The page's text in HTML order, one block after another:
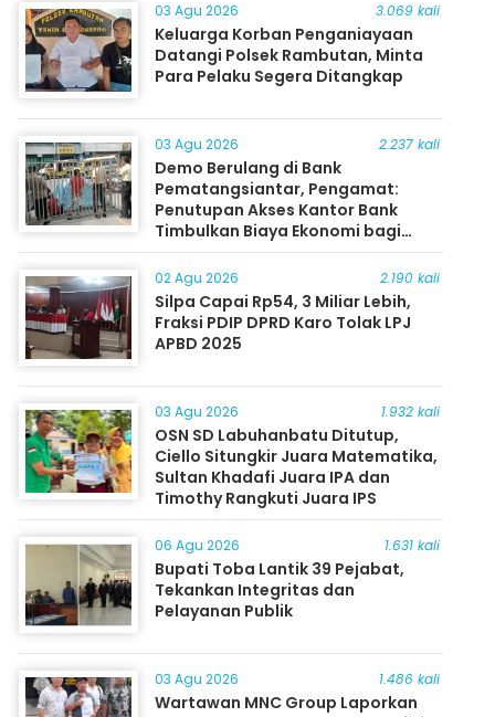
03 Agu 2026 3.069 kali
Keluarga Korban Penganiayaan
Datangi Polsek Rambutan, Minta
Para Pelaku Segera Ditangkap
03 Agu 2026 2.237 kali
Demo Berulang di Bank
Pematangsiantar, Pengamat:
Penutupan Akses Kantor Bank
Timbulkan Biaya Ekonomi bagi
Masyarakat
02 Agu 2026 2.190 kali
Silpa Capai Rp54, 3 Miliar Lebih,
Fraksi PDIP DPRD Karo Tolak LPJ
APBD 2025
03 Agu 2026 1.932 kali
OSN SD Labuhanbatu Ditutup,
Ciello Situngkir Juara Matematika,
Sultan Khadafi Juara IPA dan
Timothy Rangkuti Juara IPS
06 Agu 2026 1.631 kali
Bupati Toba Lantik 39 Pejabat,
Tekankan Integritas dan
Pelayanan Publik
03 Agu 2026 1.486 kali
Wartawan MNC Group Laporkan